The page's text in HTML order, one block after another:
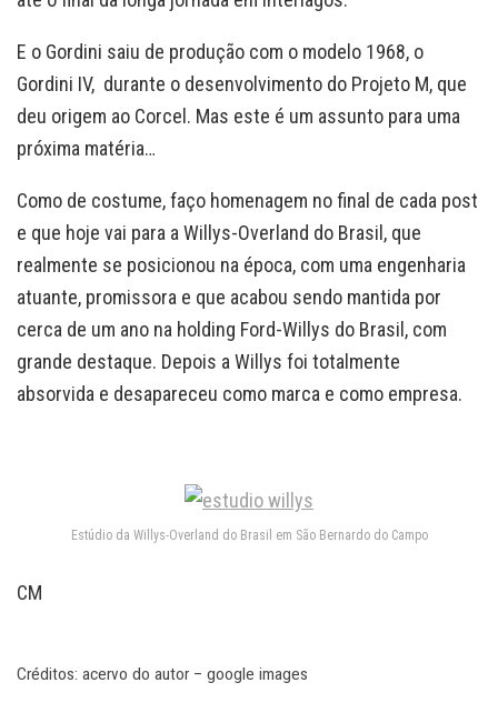
E o Gordini saiu de produção com o modelo 1968, o
Gordini IV, durante o desenvolvimento do Projeto M, que
deu origem ao Corcel. Mas este é um assunto para uma
próxima matéria…
Como de costume, faço homenagem no final de cada post
e que hoje vai para a Willys-Overland do Brasil, que
realmente se posicionou na época, com uma engenharia
atuante, promissora e que acabou sendo mantida por
cerca de um ano na holding Ford-Willys do Brasil, com
grande destaque. Depois a Willys foi totalmente
absorvida e desapareceu como marca e como empresa.
Estúdio da Willys-Overland do Brasil em São Bernardo do Campo
CM
Créditos: acervo do autor – google images